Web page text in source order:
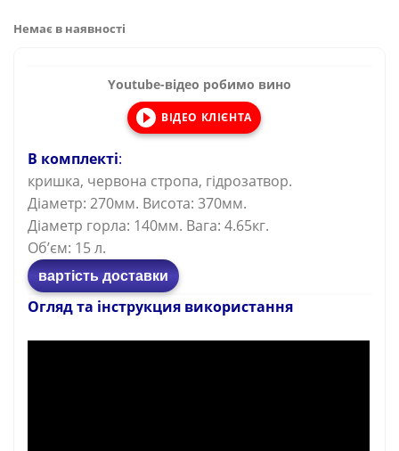
Немає в наявності
Youtube-відео робимо вино
ВІДЕО КЛІЄНТА
В комплекті:
кришка, червона стропа, гідрозатвор.
Діаметр: 270мм. Висота: 370мм.
Діаметр горла: 140мм. Вага: 4.65кг.
Об’єм: 15 л.
вартість доставки
Огляд та інструкция використання